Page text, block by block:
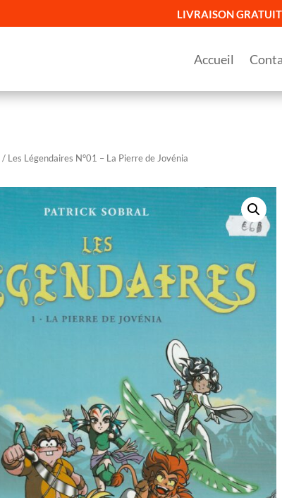
LIVRAISON
Accueil
/ Les Légendaires N°01 – La Pierre de Jovénia